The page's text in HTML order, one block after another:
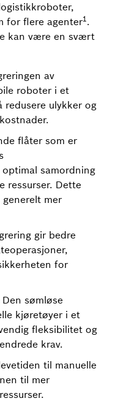
for flere agenter1.
kan være en svært
av
roboter i et
redusere ulykker og
flåter som er
samordning
ressurser. Dette
mer
gir bedre
for
Den sømløse
kjøretøyer i et
fleksibilitet og
krav.
til manuelle
til mer